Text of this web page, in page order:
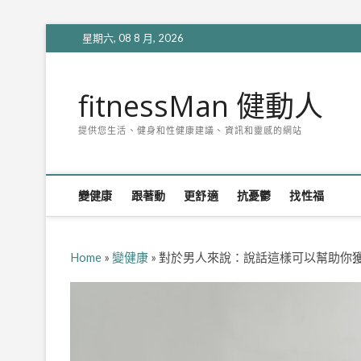
to
星期六, 08 8 月, 2026
fitnessMan 健動人
提供您生活、健身和性健康建議、資訊和靈感的網站
變健康 跟著動 更舒適 抗憂鬱 找性福
Home » 變健康 » 對於男人來說：說話這樣可以幫助你